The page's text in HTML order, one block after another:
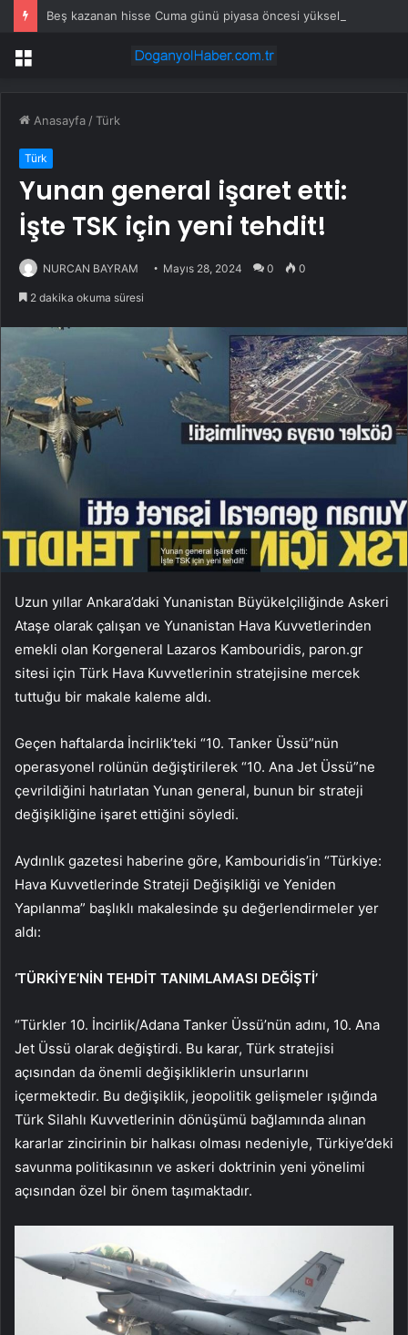
Menü
Anasayfa /Türk
Türk
Yunan general işaret etti:
İşte TSK için yeni tehdit!
NURCAN BAYRAM Mayıs 28, 2024 0 0
2 dakika okuma süresi
Uzun yıllar Ankara’daki Yunanistan Büyükelçiliğinde Askeri
Ataşe olarak çalışan ve Yunanistan Hava Kuvvetlerinden
emekli olan Korgeneral Lazaros Kambouridis, paron.gr
sitesi için Türk Hava Kuvvetlerinin stratejisine mercek
tuttuğu bir makale kaleme aldı.
Geçen haftalarda İncirlik’teki “10. Tanker Üssü”nün
operasyonel rolünün değiştirilerek “10. Ana Jet Üssü”ne
çevrildiğini hatırlatan Yunan general, bunun bir strateji
değişikliğine işaret ettiğini söyledi.
Aydınlık gazetesi haberine göre, Kambouridis’in “Türkiye:
Hava Kuvvetlerinde Strateji Değişikliği ve Yeniden
Yapılanma” başlıklı makalesinde şu değerlendirmeler yer
aldı:
‘TÜRKİYE’NİN TEHDİT TANIMLAMASI DEĞİŞTİ’
“Türkler 10. İncirlik/Adana Tanker Üssü’nün adını, 10. Ana
Jet Üssü olarak değiştirdi. Bu karar, Türk stratejisi
açısından da önemli değişikliklerin unsurlarını
içermektedir. Bu değişiklik, jeopolitik gelişmeler ışığında
Türk Silahlı Kuvvetlerinin dönüşümü bağlamında alınan
kararlar zincirinin bir halkası olması nedeniyle, Türkiye’deki
savunma politikasının ve askeri doktrinin yeni yönelimi
açısından özel bir önem taşımaktadır.